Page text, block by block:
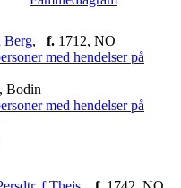
Berg, f. 1712, NO
Bodin